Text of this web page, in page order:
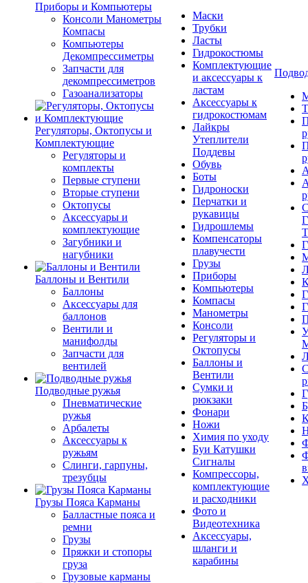
Приборы и Компьютеры
Консоли Манометры
Компасы
Компьютеры
Декомпрессиметры
Запчасти для
декомпрессиметров
Газоанализаторы
Регуляторы, Октопусы и
Комплектующие
Регуляторы и
комплекты
Первые ступени
Вторые ступени
Октопусы
Аксессуары и
комплектующие
Загубники и
нагубники
Баллоны и Вентили
Баллоны
Аксессуары для
баллонов
Вентили и
манифолды
Запчасти для
вентилей
Подводные ружья
Пневматические
ружья
Арбалеты
Аксессуары к
ружьям
Слинги, гарпуны,
трезубцы
Грузы Пояса Карманы
Балластные пояса и
ремни
Грузы
Пряжки и стопоры
груза
Грузовые карманы
Маски
Трубки
Ласты
Гидрокостюмы
Комплектующие
и аксессуары к
ластам
Аксессуары к
гидрокостюмам
Лайкры
Утеплители
Поддевы
Обувь
Боты
Гидроноски
Перчатки и
рукавицы
Гидрошлемы
Компенсаторы
плавучести
Грузы
Приборы
Компьютеры
Компасы
Манометры
Консоли
Регуляторы и
Октопусы
Баллоны и
Вентили
Сумки и
рюкзаки
Фонари
Ножи
Химия по уходу
Буи Катушки
Сигналы
Компрессоры,
комплектующие
и расходники
Фото и
Видеотехника
Аксессуары,
шланги и
карабины